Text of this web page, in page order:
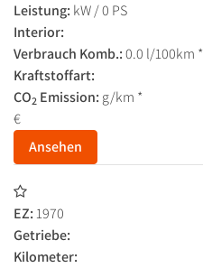
Leistung: kW / 0 PS
Interior:
Verbrauch Komb.:0.0 l/100km *
Kraftstoffart:
CO2 Emission: g/km *
€
Ansehen
EZ: 1970
Getriebe:
Kilometer: